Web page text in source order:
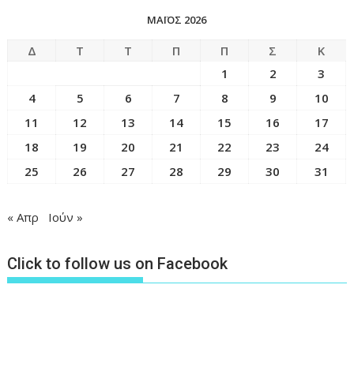
ΜΆΙΟΣ 2026
Δ Τ Τ Π Π Σ
Κ
1
2
3
4
5 6 7 8 9
10
11
12 13 14 15 16
17
18
19 20 21 22 23
24
25
26 27 28 29 30 31
« Απρ Ιούν »
Click to follow us on Facebook